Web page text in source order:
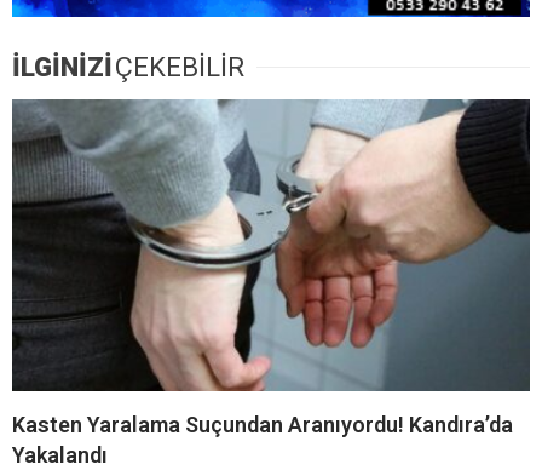
İLGİNİZİ ÇEKEBİLİR
Kasten Yaralama Suçundan Aranıyordu! Kandıra’da
Yakalandı